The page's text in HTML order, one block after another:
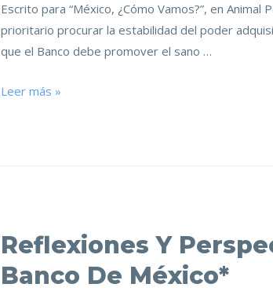
Escrito para “México, ¿Cómo Vamos?”, en
prioritario procurar la estabilidad del poder
que el Banco debe promover el sano …
Leer más »
Reflexiones Y
Banco De México*